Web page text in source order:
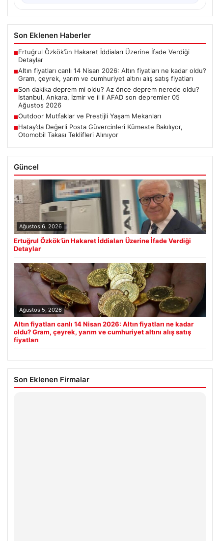
Son Eklenen Haberler
■Ertuğrul Özkök’ün Hakaret İddiaları Üzerine İfade Verdiği
Detaylar
■Altın fiyatları canlı 14 Nisan 2026: Altın fiyatları ne kadar oldu?
Gram, çeyrek, yarım ve cumhuriyet altını alış satış fiyatları
■Son dakika deprem mi oldu? Az önce deprem nerede oldu?
İstanbul, Ankara, İzmir ve il il AFAD son depremler 05
Ağustos 2026
■Outdoor Mutfaklar ve Prestijli Yaşam Mekanları
■Hatay’da Değerli Posta Güvercinleri Kümeste Bakılıyor,
Otomobil Takası Teklifleri Alınıyor
Güncel
Ağustos 6, 2026
Ertuğrul Özkök’ün Hakaret İddiaları Üzerine İfade Verdiği
Detaylar
Ağustos 5, 2026
Altın fiyatları canlı 14 Nisan 2026: Altın fiyatları ne kadar
oldu? Gram, çeyrek, yarım ve cumhuriyet altını alış satış
fiyatları
Son Eklenen Firmalar